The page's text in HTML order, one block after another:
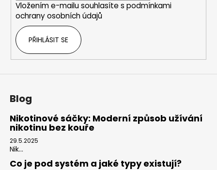
Vložením e-mailu souhlasíte s podmínkami
ochrany osobních údajů
PŘIHLÁSIT SE
Blog
Nikotinové sáčky: Moderní způsob užívání
nikotinu bez kouře
29.5.2025
Nik...
Co je pod systém a jaké typy existují?